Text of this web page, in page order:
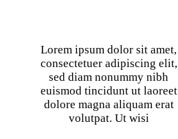
Lorem ipsum dolor sit amet,
consectetuer adipiscing elit,
sed diam nonummy nibh
euismod tincidunt ut laoreet
dolore magna aliquam erat
volutpat. Ut wisi